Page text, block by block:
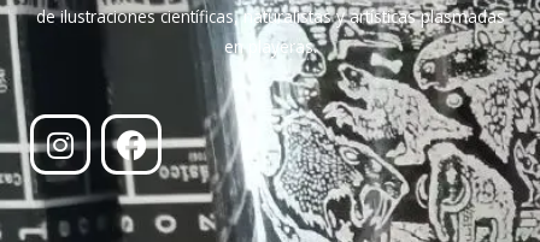
de ilustraciones científicas, naturalistas y artísticas plasmadas
en playeras.